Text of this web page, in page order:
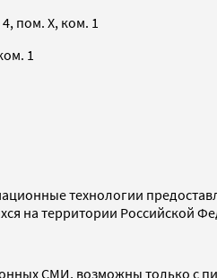
пом. X, ком. 1
1
технологии
на территории Российской
СМИ, возможны только с